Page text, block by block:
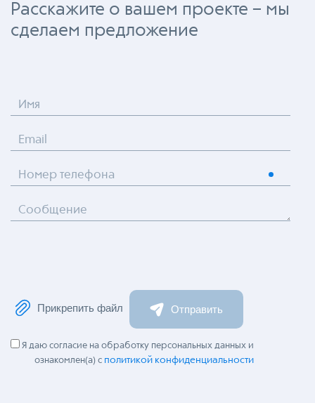
Расскажите о вашем проекте – мы
сделаем предложение
Имя
Email
Номер телефона
Сообщение
Прикрепить файл Отправить
Я даю согласие на обработку персональных данных и
ознакомлен(а) с политикой конфиденциальности